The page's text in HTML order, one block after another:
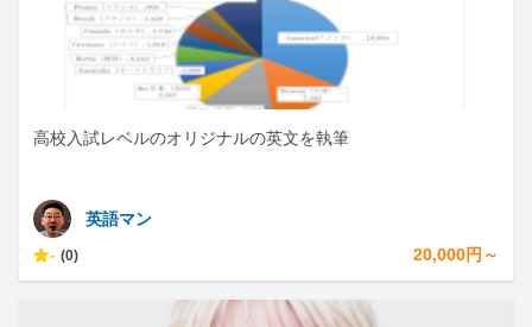
高校入試レベルのオリジナルの英文を執筆
英語マン
- (0) 20,000円～